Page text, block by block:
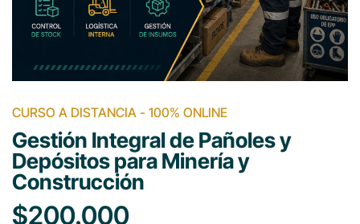
CURSO A DISTANCIA - 100% ONLINE
Gestión Integral de Pañoles y
Depósitos para Minería y
Construcción
$200.000